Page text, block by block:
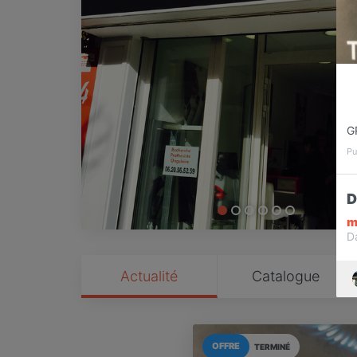
Actualité Catalogue
TERMINÉ
OFFRE